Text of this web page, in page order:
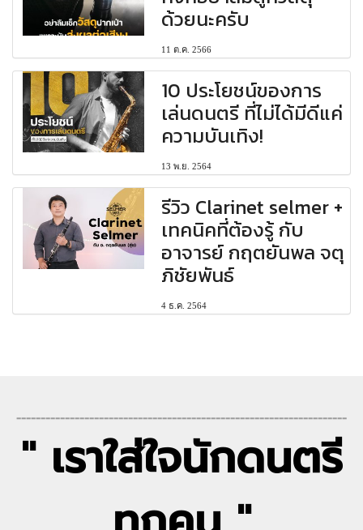
ด้วยนะครับ
11 ต.ค. 2566
10 ประโยชน์ของการ
เล่นดนตรี ที่ไม่ได้มีดีแค่
ความบันเทิง!
13 พ.ย. 2564
รีวิว Clarinet selmer +
เทคนิคที่ต้องรู้ กับ
อาจารย์ กฤตยันพล จตุ
ภิชัยพันธ์
4 ธ.ค. 2564
--------------------------------------------------------------------
" เราใส่ใจนักดนตรี